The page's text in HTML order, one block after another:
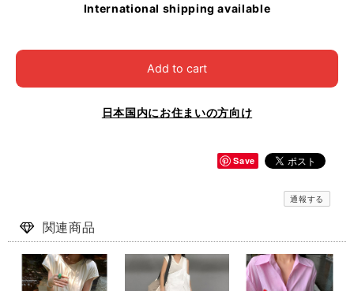
International shipping available
Add to cart
日本国内にお住まいの方向け
Save
通報する
関連商品